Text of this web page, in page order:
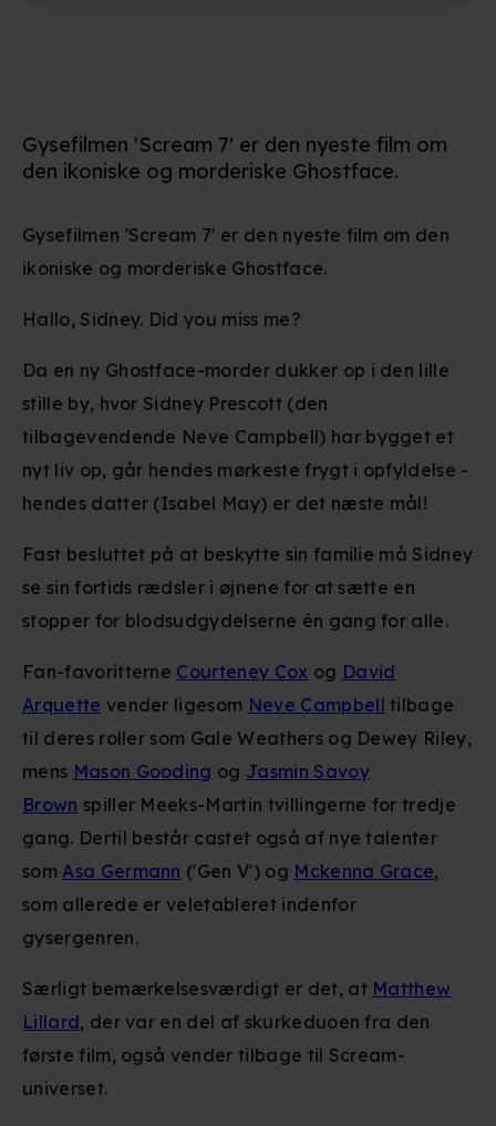
Gysefilmen 'Scream 7' er den nyeste film om
den ikoniske og morderiske Ghostface.
Gysefilmen 'Scream 7' er den nyeste film om den
ikoniske og morderiske Ghostface.
Hallo, Sidney. Did you miss me?
Da en ny Ghostface-morder dukker op i den lille
stille by, hvor Sidney Prescott (den
tilbagevendende Neve Campbell) har bygget et
nyt liv op, går hendes mørkeste frygt i opfyldelse -
hendes datter (Isabel May) er det næste mål!
Fast besluttet på at beskytte sin familie må Sidney
se sin fortids rædsler i øjnene for at sætte en
stopper for blodsudgydelserne én gang for alle.
Fan-favoritterne Courteney Cox og David
Arquette vender ligesom Neve Campbell tilbage
til deres roller som Gale Weathers og Dewey Riley,
mens Mason Gooding og Jasmin Savoy
Brown spiller Meeks-Martin tvillingerne for tredje
gang. Dertil består castet også af nye talenter
somAsa Germann ('Gen V') og Mckenna Grace,
som allerede er veletableret indenfor
gysergenren.
Særligt bemærkelsesværdigt er det, at Matthew
Lillard, der var en del af skurkeduoen fra den
første film, også vender tilbage til Scream-
universet.